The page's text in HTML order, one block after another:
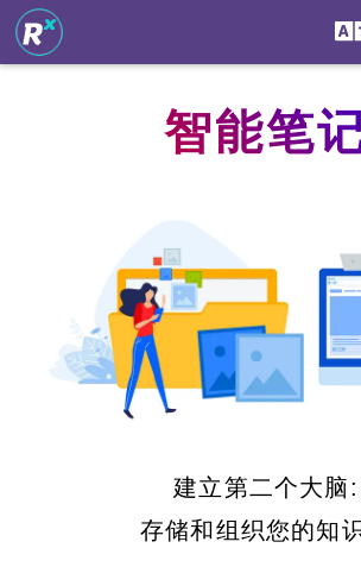
智能笔
建立第二个大脑:
存储和组织您的知识